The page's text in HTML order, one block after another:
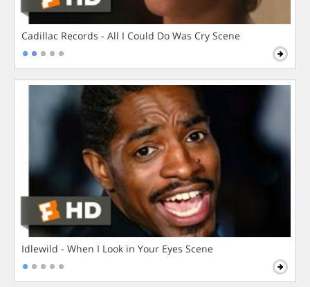
Cadillac Records - All I Could Do Was Cry Scene
Idlewild - When I Look in Your Eyes Scene